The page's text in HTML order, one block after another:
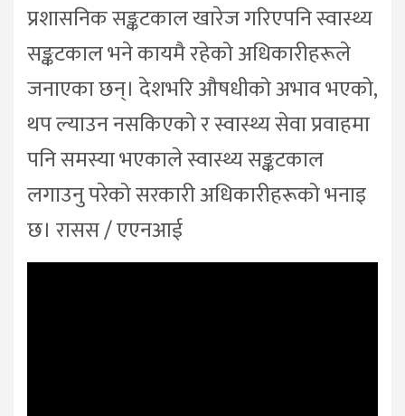
प्रशासनिक सङ्कटकाल खारेज गरिएपनि स्वास्थ्य
सङ्कटकाल भने कायमै रहेको अधिकारीहरूले
जनाएका छन्। देशभरि औषधीको अभाव भएको,
थप ल्याउन नसकिएको र स्वास्थ्य सेवा प्रवाहमा
पनि समस्या भएकाले स्वास्थ्य सङ्कटकाल
लगाउनु परेको सरकारी अधिकारीहरूको भनाइ
छ। रासस / एएनआई